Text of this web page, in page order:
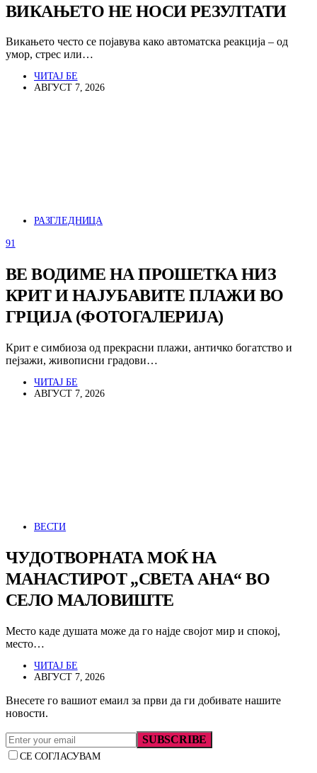
ВИКАЊЕТО НЕ НОСИ РЕЗУЛТАТИ
Викањето често се појавува како автоматска реакција – од
умор, стрес или…
ЧИТАЈ БЕ
АВГУСТ 7, 2026
РАЗГЛЕДНИЦА
91
ВЕ ВОДИМЕ НА ПРОШЕТКА НИЗ
КРИТ И НАЈУБАВИТЕ ПЛАЖИ ВО
ГРЦИЈА (ФОТОГАЛЕРИЈА)
Крит е симбиоза од прекрасни плажи, античко богатство и
пејзажи, живописни градови…
ЧИТАЈ БЕ
АВГУСТ 7, 2026
ВЕСТИ
ЧУДОТВОРНАТА МОЌ НА
МАНАСТИРОТ „СВЕТА АНА“ ВО
СЕЛО МАЛОВИШТЕ
Место каде душата може да го најде својот мир и спокој,
место…
ЧИТАЈ БЕ
АВГУСТ 7, 2026
Внесете го вашиот емаил за први да ги добивате нашите
новости.
SUBSCRIBE
СЕ СОГЛАСУВАМ